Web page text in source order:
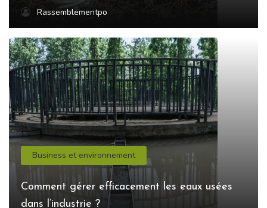
Rassemblementpo
Business et environnement
Comment gérer efficacement les eaux usées
dans l’industrie ?